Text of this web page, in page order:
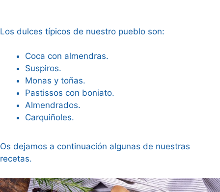
Los dulces típicos de nuestro pueblo son:
Coca con almendras.
Suspiros.
Monas y toñas.
Pastissos con boniato.
Almendrados.
Carquiñoles.
Os dejamos a continuación algunas de nuestras
recetas.